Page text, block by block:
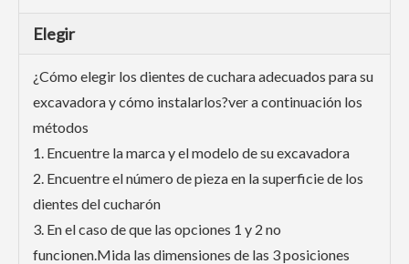
Elegir
¿Cómo elegir los dientes de cuchara adecuados para su
excavadora y cómo instalarlos?ver a continuación los
métodos
1. Encuentre la marca y el modelo de su excavadora
2. Encuentre el número de pieza en la superficie de los
dientes del cucharón
3. En el caso de que las opciones 1 y 2 no
funcionen.Mida las dimensiones de las 3 posiciones